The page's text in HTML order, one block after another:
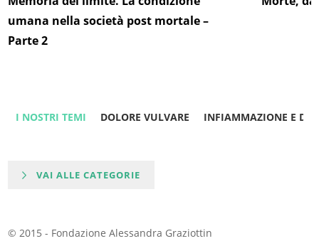
umana nella società post mortale –
Parte 2
I NOSTRI TEMI DOLORE VULVARE INFIAMMAZIONE E
VAI ALLE CATEGORIE
© 2015 - Fondazione Alessandra Graziottin